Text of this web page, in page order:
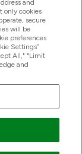
by Frasers
and is subject
payment
is a payment
authorised
Commission
may
and
only cookies
secure
will be
preferences
Settings”
All," "Limit
and